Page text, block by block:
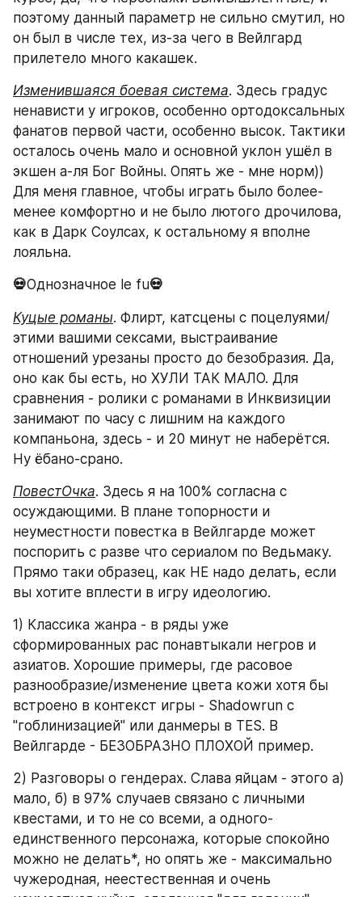
поэтому данный параметр не сильно смутил, но
он был в числе тех, из-за чего в Вейлгард
прилетело много какашек.
Изменившаяся боевая система. Здесь градус
ненависти у игроков, особенно ортодоксальных
фанатов первой части, особенно высок. Тактики
осталось очень мало и основной уклон ушёл в
экшен а-ля Бог Войны. Опять же - мне норм))
Для меня главное, чтобы играть было более-
менее комфортно и не было лютого дрочилова,
как в Дарк Соулсах, к остальному я вполне
лояльна.
💀Однозначное le fu💀
Куцые романы. Флирт, катсцены с поцелуями/
этими вашими сексами, выстраивание
отношений урезаны просто до безобразия. Да,
оно как бы есть, но ХУЛИ ТАК МАЛО. Для
сравнения - ролики с романами в Инквизиции
занимают по часу с лишним на каждого
компаньона, здесь - и 20 минут не наберётся.
Ну ёбано-срано.
ПовестОчка. Здесь я на 100% согласна с
осуждающими. В плане топорности и
неуместности повестка в Вейлгарде может
поспорить с разве что сериалом по Ведьмаку.
Прямо таки образец, как НЕ надо делать, если
вы хотите вплести в игру идеологию.
1) Классика жанра - в ряды уже
сформированных рас понавтыкали негров и
азиатов. Хорошие примеры, где расовое
разнообразие/изменение цвета кожи хотя бы
встроено в контекст игры - Shadowrun с
"гоблинизацией" или данмеры в TES. В
Вейлгарде - БЕЗОБРАЗНО ПЛОХОЙ пример.
2) Разговоры о гендерах. Слава яйцам - этого а)
мало, б) в 97% случаев связано с личными
квестами, и то не со всеми, а одного-
единственного персонажа, которые спокойно
можно не делать*, но опять же - максимально
чужеродная, неестественная и очень